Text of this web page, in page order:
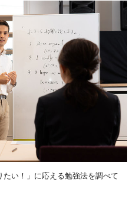
い！」に応える勉強法を調べて